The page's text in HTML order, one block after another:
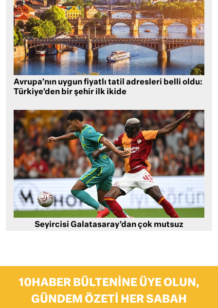
Avrupa’nın uygun fiyatlı tatil adresleri belli oldu:
Türkiye’den bir şehir ilk ikide
Seyircisi Galatasaray’dan çok mutsuz
10HABER BÜLTENINE ÜYE OLUN,
GÜNDEM ÖZETI HER SABAH